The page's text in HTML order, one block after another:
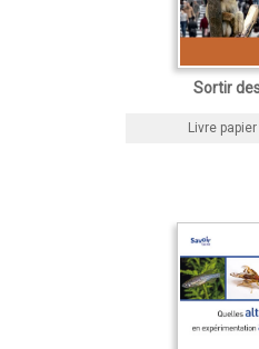
Sortir
Livre papier